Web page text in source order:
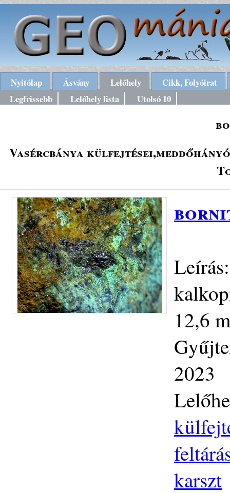
Nyitólap Ásvány Lelőhely
Cikk, Folyóirat
Legfrissebb
Lelőhely lista Utolsó 10
Vasércbánya
12,6
2023
karszt